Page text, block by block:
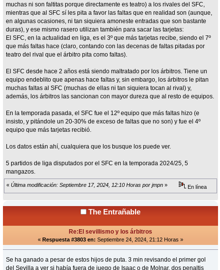
muchas ni son faltitas porque directamente es teatro) a los rivales del SFC,
mientras que al SFC sí les pita a favor las faltas que en realidad son (aunque,
en algunas ocasiones, ni tan siquiera amoneste entradas que son bastante
duras), y ese mismo rasero utilizan también para sacar las tarjetas:
El SFC, en la actualidad en liga, es el 3º que más tarjetas recibe, siendo el 7º
que más faltas hace (claro, contando con las decenas de faltas pitadas por
teatro del rival que el árbitro pita como faltas).
El SFC desde hace 2 años está siendo maltratado por los árbitros. Tiene un
equipo endeblito que apenas hace faltas y, sin embargo, los árbitros le pitan
muchas faltas al SFC (muchas de ellas ni tan siquiera tocan al rival) y,
además, los árbitros las sancionan con mayor dureza que al resto de equipos.
En la temporada pasada, el SFC fue el 12º equipo que más faltas hizo (e
insisto, y pitándole un 20-30% de exceso de faltas que no son) y fue el 4º
equipo que más tarjetas recibió.
Los datos están ahí, cualquiera que los busque los puede ver.
5 partidos de liga disputados por el SFC en la temporada 2024/25, 5
mangazos.
« Última modificación: Septiembre 17, 2024, 12:10 Horas por jmpn » En línea
The Entrañable
Re:El sevillismo y los árbitros
« Respuesta #3803 en: Septiembre 24, 2024, 21:12 Horas »
Se ha ganado a pesar de estos hijos de puta. 3 min revisando el primer gol
del Sevilla a ver si había fuera de juego de Isaac o de Molnar, dos penaltis